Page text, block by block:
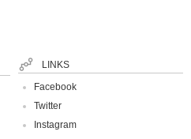
LINKS
Facebook
Twitter
Instagram